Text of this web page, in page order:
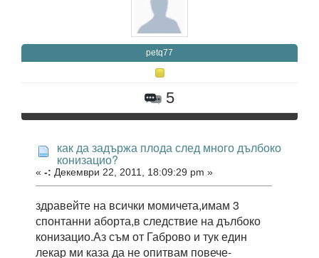
petq77
5
как да задържа плода след много дълбоко
конизацио?
« -: Декември 22, 2011, 18:09:29 pm »
здравейте на всички момичета,имам 3
спонтанни аборта,в следствие на дълбоко
конизацио.Аз съм от Габрово и тук един
лекар ми каза да не опитвам повече-